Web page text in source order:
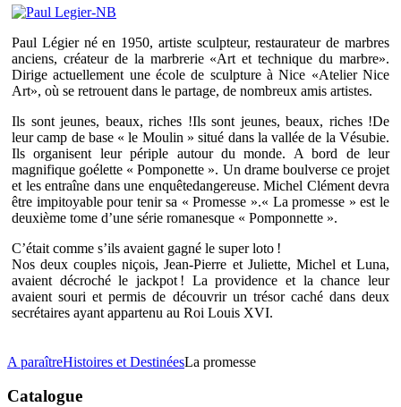
Paul Légier né en 1950, artiste sculpteur, restaurateur de marbres
anciens, créateur de la marbrerie «Art et technique du marbre».
Dirige actuellement une école de sculpture à Nice «Atelier Nice
Art», où se retrouent dans le partage, de nombreux amis artistes.
Ils sont jeunes, beaux, riches !Ils sont jeunes, beaux, riches !De
leur camp de base « le Moulin » situé dans la vallée de la Vésubie.
Ils organisent leur périple autour du monde. A bord de leur
magnifique goélette « Pomponette ». Un drame boulverse ce projet
et les entraîne dans une enquêtedangereuse. Michel Clément devra
être impitoyable pour tenir sa « Promesse ».« La promesse » est le
deuxième tome d’une série romanesque « Pomponnette ».
C’était comme s’ils avaient gagné le super loto !
Nos deux couples niçois, Jean-Pierre et Juliette, Michel et Luna,
avaient décroché le jackpot ! La providence et la chance leur
avaient souri et permis de découvrir un trésor caché dans deux
secrétaires ayant appartenu au Roi Louis XVI.
A paraîtreHistoires et DestinéesLa promesse
Catalogue